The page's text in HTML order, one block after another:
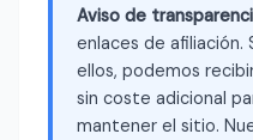
Aviso de
enlaces de afiliación.
ellos, podemos
sin coste adicional
mantener el sitio.